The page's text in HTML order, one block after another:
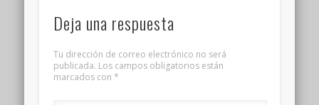
Deja una respuesta
Tu dirección de correo electrónico no será
publicada. Los campos obligatorios están
marcados con *